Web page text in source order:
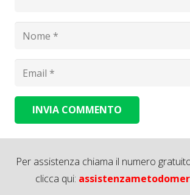
INVIA COMMENTO
Per assistenza chiama il numero
clicca qui: